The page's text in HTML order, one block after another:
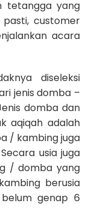
tetangga yang
pasti, customer
acara
diseleksi
jenis domba –
domba dan
aqiqah adalah
/ kambing juga
usia juga
/ domba yang
berusia
genap 6